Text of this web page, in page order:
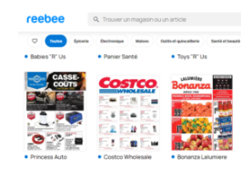
?
Comparais
on (2026)
couponing
au Québec:
comment
ça
marche?